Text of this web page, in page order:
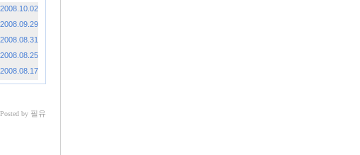
2008.10.02
2008.09.29
2008.08.31
2008.08.25
2008.08.17
Posted by필유